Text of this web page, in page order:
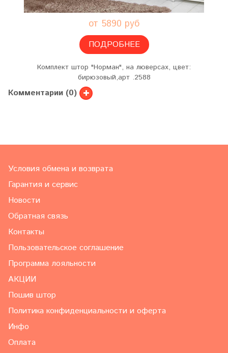
от 5890 руб
ПОДРОБНЕЕ
Комплект штор "Норман", на люверсах, цвет:
бирюзовый,арт .2588
Комментарии (0)
Условия обмена и возврата
Гарантия и сервис
Новости
Обратная связь
Контакты
Пользовательское соглашение
Программа лояльности
АКЦИИ
Пошив штор
Политика конфиденциальности и оферта
Инфо
Оплата